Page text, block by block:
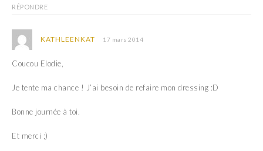
RÉPONDRE
KATHLEENKAT 17 mars 2014
Coucou Elodie,
Je tente ma chance ! J’ai besoin de refaire mon dressing :D
Bonne journée à toi.
Et merci ;)